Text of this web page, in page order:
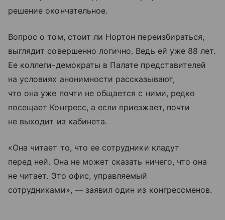
решение окончательное.
Вопрос о том, стоит ли Нортон переизбираться,
выглядит совершенно логично. Ведь ей уже 88 лет.
Ее коллеги-демократы в Палате представителей
на условиях анонимности рассказывают,
что она уже почти не общается с ними, редко
посещает Конгресс, а если приезжает, почти
не выходит из кабинета.
«Она читает то, что ее сотрудники кладут
перед ней. Она не может сказать ничего, что она
не читает. Это офис, управляемый
сотрудниками», — заявил один из конгрессменов.